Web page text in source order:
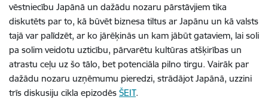
vēstniecību Japānā un dažādu nozaru pārstāvjiem tika
diskutēts par to, kā būvēt biznesa tiltus ar Japānu un kā valsts
tajā var palīdzēt, ar ko jārēķinās un kam jābūt gataviem, lai soli
pa solim veidotu uzticību, pārvarētu kultūras atšķirības un
atrastu ceļu uz šo tālo, bet potenciāla pilno tirgu. Vairāk par
dažādu nozaru uzņēmumu pieredzi, strādājot Japānā, uzzini
trīs diskusiju cikla epizodēs ŠEIT.